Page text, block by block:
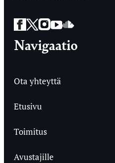
Facebook
Twitter
Instagram
YouTube
SoundCloud
Navigaatio
Ota yhteyttä
Etusivu
Toimitus
Avustajille